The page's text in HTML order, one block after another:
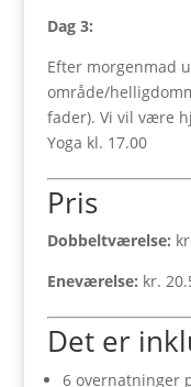
Dag 3:
Efter morgenmad
område/
fader). Vi vil være
Yoga kl. 17.00
Pris
Dobbeltværelse:
Eneværelse: kr.
Det er
6 overnatninger